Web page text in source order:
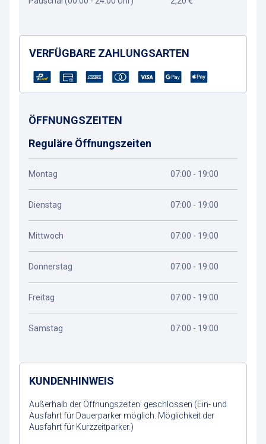
VERFÜGBARE ZAHLUNGSARTEN
ÖFFNUNGSZEITEN
Reguläre Öffnungszeiten
Montag 07:00 - 19:00
Dienstag 07:00 - 19:00
Mittwoch 07:00 - 19:00
Donnerstag 07:00 - 19:00
Freitag 07:00 - 19:00
Samstag 07:00 - 19:00
KUNDENHINWEIS
Außerhalb der Öffnungszeiten: geschlossen (Ein- und
Ausfahrt für Dauerparker möglich. Möglichkeit der
Ausfahrt für Kurzzeitparker.)
Wegbeschreibung